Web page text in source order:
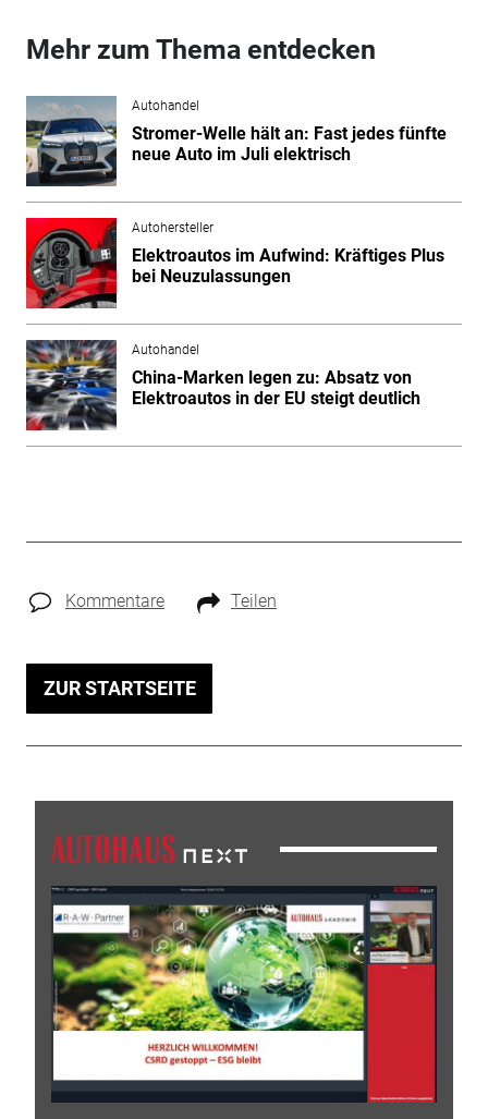
Mehr zum Thema entdecken
Autohandel
Stromer-Welle hält an: Fast jedes fünfte
neue Auto im Juli elektrisch
Autohersteller
Elektroautos im Aufwind: Kräftiges Plus
bei Neuzulassungen
Autohandel
China-Marken legen zu: Absatz von
Elektroautos in der EU steigt deutlich
Kommentare Teilen
ZUR STARTSEITE